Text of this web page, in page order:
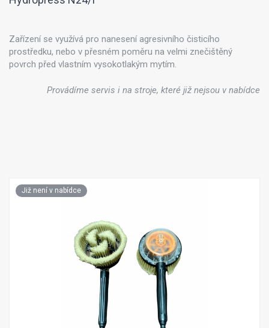
Zařízení se využívá pro nanesení agresivního čisticího
prostředku, nebo v přesném poměru na velmi znečištěný
povrch před vlastním vysokotlakým mytím.
Provádíme servis i na stroje, které již nejsou v nabídce
Již není v nabídce